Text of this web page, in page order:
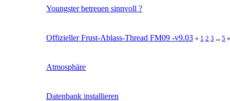
Youngster betreuen sinnvoll ?
Offizieller Frust-Ablass-Thread FM09 -v9.03 « 1 2 3 ... 5 »
Atmosphäre
Datenbank installieren